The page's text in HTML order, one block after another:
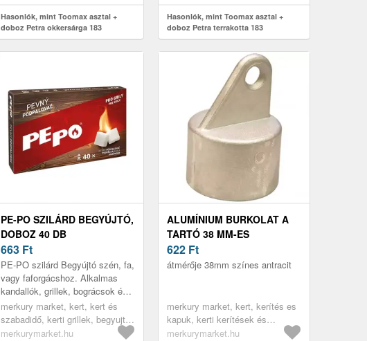
Hasonlók, mint Toomax asztal +
doboz Petra okkersárga 183
Hasonlók, mint Toomax asztal +
doboz Petra terrakotta 183
PE-PO SZILÁRD BEGYÚJTÓ,
DOBOZ 40 DB
663 Ft
PE-PO szilárd Begyújtó szén, fa,
vagy faforgácshoz. Alkalmas
kandallók, grillek, bográcsok és
nyitott tüzek begyújtására.
merkury market, kert, kert és
szabadidő, kerti grillek, begyujtó,
faszén és brikett
merkurymarket.hu
ALUMÍNIUM BURKOLAT A
TARTÓ 38 MM-ES
DOBOZÁNAK
RÖGZÍTÉSÉHEZ
622 Ft
átmérője 38mm színes antracit
merkury market, kert, kerítés es
kapuk, kerti kerítések és
kiegészítők, kerítés kiegészíttők
merkurymarket.hu